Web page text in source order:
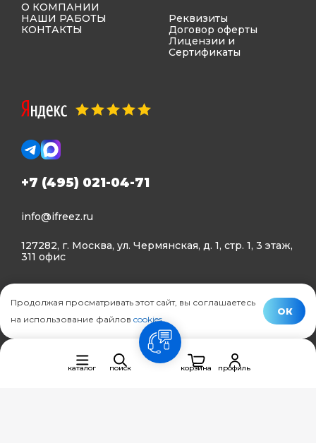
О КОМПАНИИ
НАШИ РАБОТЫ
КОНТАКТЫ
Реквизиты
Договор оферты
Лицензии и
Сертификаты
+7 (495) 021-04-71
info@ifreez.ru
127282, г. Москва, ул. Чермянская, д. 1, стр. 1, 3 этаж,
311 офис
Политика конфиденциальности
© Ifreez - продажа и установка климатической техники,
каталог поиск
связь
корзина
профиль
Продолжая просматривать этот сайт, вы соглашаетесь
на использование файлов cookies.
ОК